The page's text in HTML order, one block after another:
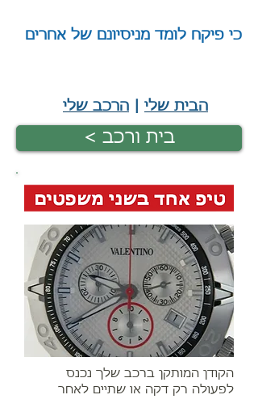
כי פיקח לומד מניסיונם של אחרים
הבית שלי הרכב שלי
< בית ורכב
הקודן המותקן ברכב שלך נכנס
לפעולה רק דקה או שתיים לאחר